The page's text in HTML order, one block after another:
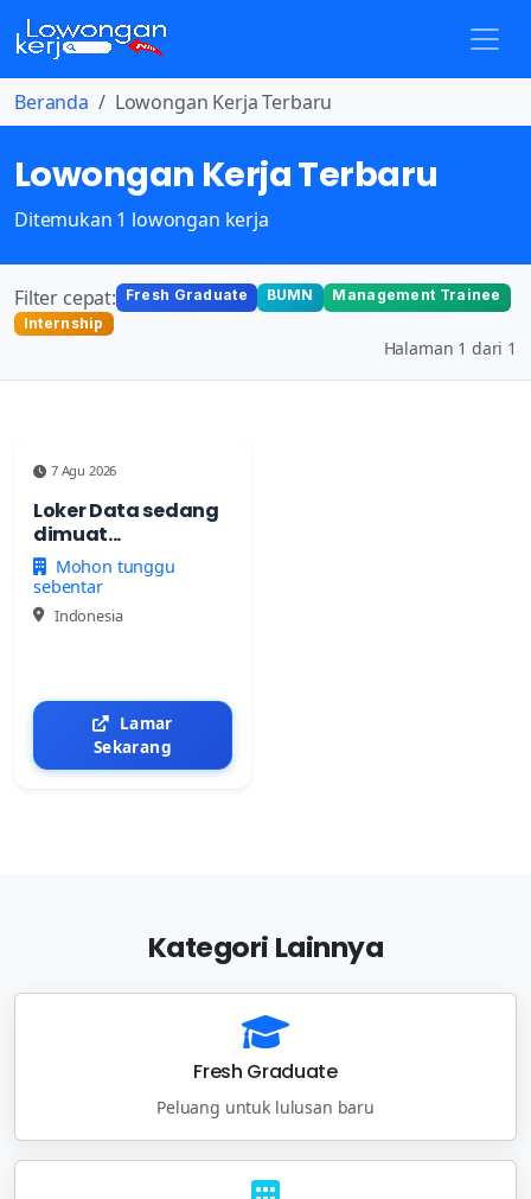
Beranda Lowongan Kerja Terbaru
Lowongan Kerja Terbaru
Ditemukan 1 lowongan kerja
Filter cepat: Fresh Graduate BUMN
Management Trainee
Internship
Halaman 1 dari 1
7 Agu 2026
Loker Data sedang
dimuat...
Mohon tunggu
sebentar
Indonesia
Lamar
Sekarang
Kategori Lainnya
Fresh Graduate
Peluang untuk lulusan baru